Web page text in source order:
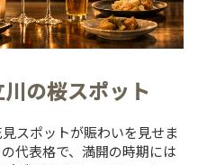
の桜スポット
スポットが賑わいを見せま
代表格で、満開の時期には